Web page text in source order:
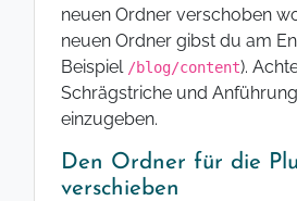
neuen Ordner verschoben
neuen Ordner gibst du am
Beispiel /blog/content).
Schrägstriche und
einzugeben.
Den Ordner für die
verschieben